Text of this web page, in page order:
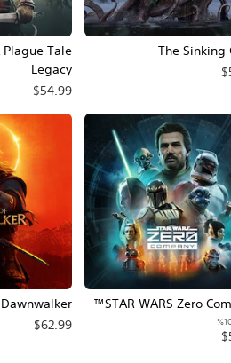
The Sinking
Plague Tale
Legacy
$54.99
STAR WARS Zero
$62.99